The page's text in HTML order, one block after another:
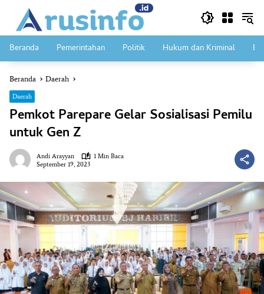
konten
Beranda Pemerintahan Politik Hukum dan Kriminal
Beranda Daerah
Daerah
Pemkot Parepare Gelar Sosialisasi Pemilu
untuk Gen Z
Andi Arayyan
1 Min Baca
September 19, 2023